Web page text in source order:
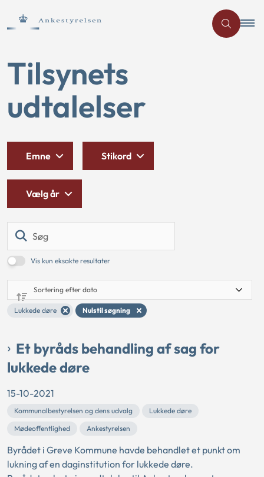
Tilsynets
udtalelser
Vis kun eksakte resultater
Lukkede døre Nulstil søgning
Emne Stikord
Vælg år
Et byråds behandling af sag for
lukkede døre
15-10-2021
Kommunalbestyrelsen og dens udvalg
Lukkede døre
Mødeoffentlighed
Ankestyrelsen
Byrådet i Greve Kommune havde behandlet et punkt om
lukning af en daginstitution for lukkede døre.